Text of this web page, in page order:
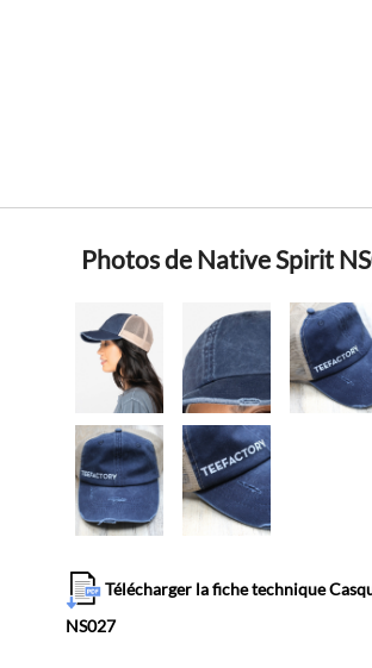
Photos de Native Spirit
Télécharger la fiche technique
NS027